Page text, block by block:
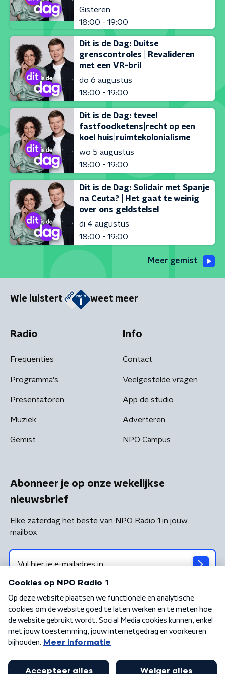
Gisteren
18:00 - 19:00
Dit is de Dag: Duitse
grenscontroles | Revalideren
met een VR-bril
do 6 augustus
18:00 - 19:00
Dit is de Dag: teveel
fastfoodketens|recht op een
koel huis|ruimtekolonialisme
wo 5 augustus
18:00 - 19:00
Dit is de Dag: Solidair met Spanje
na Ceuta? | Het gaat te weinig
over ons geldstelsel
di 4 augustus
18:00 - 19:00
Meer gemist
Wie luistert weet meer
Radio
Frequenties
Programma's
Presentatoren
Muziek
Gemist
Info
Contact
Veelgestelde vragen
App de studio
Adverteren
NPO Campus
Abonneer je op onze wekelijkse
nieuwsbrief
Elke zaterdag het beste van NPO Radio 1 in jouw
mailbox
Algemene voorwaarden